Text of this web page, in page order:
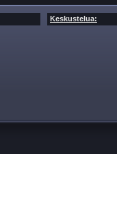
Keskustelua: